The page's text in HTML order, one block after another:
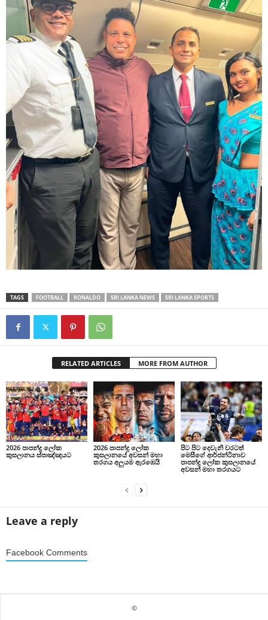
TAGS FOOTBALL RONALDO SRI LANKA NEWS SRI LANKA SPORTS
RELATED ARTICLES MORE FROM AUTHOR
2026 පාපන්දු ලෝක
කුසලානය ස්පාඤ්ඤයට
2026 පාපන්දු ලෝක
කුසලානයේ අවසන් මහා
තරගය අලුයම ඇරඹෙයි
පිට පිට දෙවැනි වරටත්
මෙසීගේ ආර්ජන්ටිනාව
පාපන්දු ලෝක කුසලානයේ
අවසන් මහා තරගයට
Leave a reply
Facebook Comments
©